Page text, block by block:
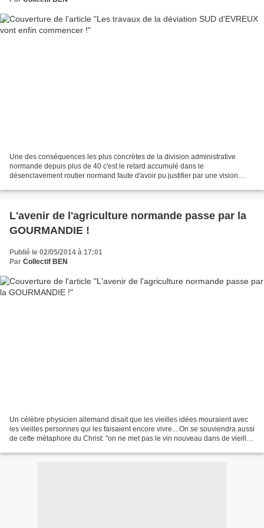
Une des conséquences les plus concrètes de la division administrative
normande depuis plus de 40 c'est le retard accumulé dans le
désenclavement routier normand faute d'avoir pu justifier par une vision
L'avenir de l'agriculture normande passe par la
GOURMANDIE !
Publié le 02/05/2014 à 17:01
Par Collectif BEN
Un célèbre physicien allemand disait que les vieilles idées mouraient avec
les vieilles personnes qui les faisaient encore vivre... On se souviendra aussi
de cette métaphore du Christ: "on ne met pas le vin nouveau dans de vieilles